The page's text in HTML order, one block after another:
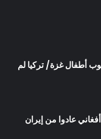
أطفال غزة/ تركيا لم
لاجئ أفغاني عادوا من إيران